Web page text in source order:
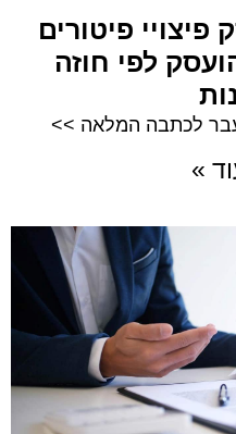
פיטורים
לפי חוזה
»